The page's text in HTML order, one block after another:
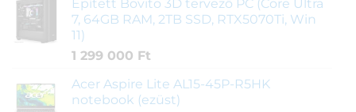
Épített Bovito 3D tervező PC (Core Ultra
7, 64GB RAM, 2TB SSD, RTX5070Ti, Win
11)
1 299 000 Ft
Acer Aspire Lite AL15-45P-R5HK
notebook (ezüst)